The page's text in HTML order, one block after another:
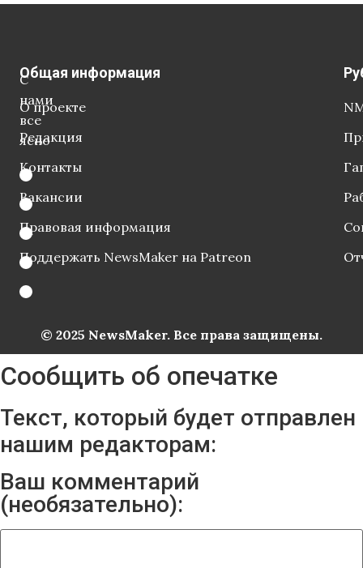
С
нами
все
ясно
Общая информация
О проекте
Редакция
Контакты
Вакансии
Правовая информация
Поддержать NewsMaker на Patreon
© 2025 NewsMaker. Все права защищены.
Сообщить об опечатке
Текст, который будет отправлен
нашим редакторам:
Ваш комментарий
(необязательно):